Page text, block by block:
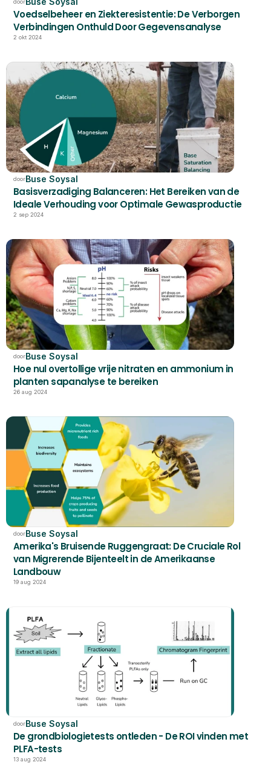
door
Voedselbeheer en Ziekteresistentie: De Verborgen
Verbindingen Onthuld Door Gegevensanalyse
2 okt 2024
doorBuse Soysal
Basisverzadiging Balanceren: Het Bereiken van de
Ideale Verhouding voor Optimale Gewasproductie
2 sep 2024
doorBuse Soysal
Hoe nul overtollige vrije nitraten en ammonium in
planten sapanalyse te bereiken
26 aug 2024
doorBuse Soysal
Amerika's Bruisende Ruggengraat: De Cruciale Rol
van Migrerende Bijenteelt in de Amerikaanse
Landbouw
19 aug 2024
doorBuse Soysal
De grondbiologietests ontleden - De ROI vinden met
PLFA-tests
13 aug 2024